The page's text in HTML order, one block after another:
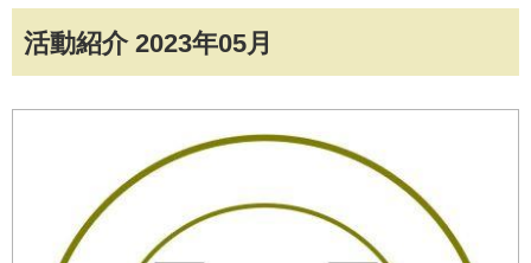
活動紹介 2023年05月